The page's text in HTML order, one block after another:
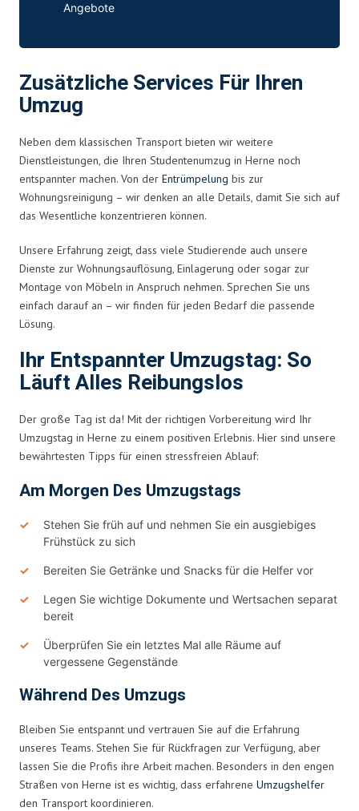
Angebote
Zusätzliche Services Für Ihren
Umzug
Neben dem klassischen Transport bieten wir weitere
Dienstleistungen, die Ihren Studentenumzug in Herne noch
entspannter machen. Von der Entrümpelung bis zur
Wohnungsreinigung – wir denken an alle Details, damit Sie sich auf
das Wesentliche konzentrieren können.
Unsere Erfahrung zeigt, dass viele Studierende auch unsere
Dienste zur Wohnungsauflösung, Einlagerung oder sogar zur
Montage von Möbeln in Anspruch nehmen. Sprechen Sie uns
einfach darauf an – wir finden für jeden Bedarf die passende
Lösung.
Ihr Entspannter Umzugstag: So
Läuft Alles Reibungslos
Der große Tag ist da! Mit der richtigen Vorbereitung wird Ihr
Umzugstag in Herne zu einem positiven Erlebnis. Hier sind unsere
bewährtesten Tipps für einen stressfreien Ablauf:
Am Morgen Des Umzugstags
Stehen Sie früh auf und nehmen Sie ein ausgiebiges
Frühstück zu sich
Bereiten Sie Getränke und Snacks für die Helfer vor
Legen Sie wichtige Dokumente und Wertsachen separat
bereit
Überprüfen Sie ein letztes Mal alle Räume auf
vergessene Gegenstände
Während Des Umzugs
Bleiben Sie entspannt und vertrauen Sie auf die Erfahrung
unseres Teams. Stehen Sie für Rückfragen zur Verfügung, aber
lassen Sie die Profis ihre Arbeit machen. Besonders in den engen
Straßen von Herne ist es wichtig, dass erfahrene Umzugshelfer
den Transport koordinieren.